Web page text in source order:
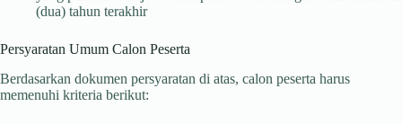
(dua) tahun terakhir
Persyaratan Umum Calon Peserta
Berdasarkan dokumen persyaratan di atas, calon peserta harus
memenuhi kriteria berikut: